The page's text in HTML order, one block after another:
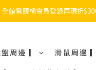
周邊滿1500折100 / 2500折
周邊滿1500折100 / 2500折
館電競椅會員登錄再現折$300
周邊 ▎ 滑鼠周邊 ▎